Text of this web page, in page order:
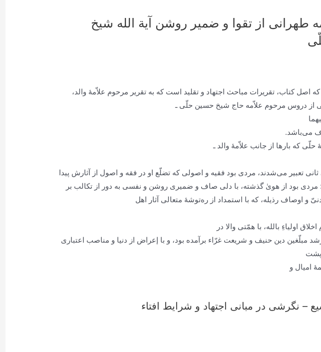
طهرانی از تقوا و ضمیر روشن آیة الله شیخ
که اصل کتاب، تقریرات مباحث اجتهاد و تقلید است که به تقریر مرحوم علاّمۀ والد،
از دروس مرحوم علاّمه حاج شیخ حسین حلّی ـ
می‌باشد.
حلّی که بارها از جانب علاّمۀ والد ـ
ثانی تعبیر می‌شدند، مردی بود فقیه و اصولی که تضلّع او در فقه و اصول از آثارش پیدا
مردی بود از هویٰ گذشته، با دلی صاف و ضمیری روشن و نفسی به دور از تکالب بر
و اوصاف رذیله، که با استمداد از ره‌توشۀ متعالی آثار اهل
اولیاءِ بالله، با همّتی والا در
مبلّغین دین حنیف و شریعت غرّاء برآمده بود، و با إعراض از دنیا و مناصب اعتباری
پشت
امیال و
– نگرشی در مبانی اجتهاد و شرایط افتاء